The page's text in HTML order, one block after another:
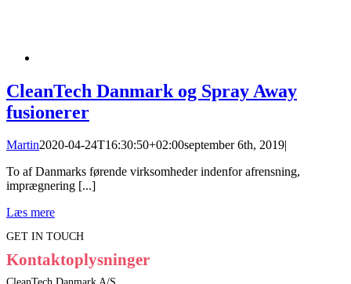
CleanTech Danmark og Spray Away
fusionerer
Martin2020-04-24T16:30:50+02:00september 6th, 2019|
To af Danmarks førende virksomheder indenfor afrensning,
imprægnering [...]
Læs mere
GET IN TOUCH
Kontaktoplysninger